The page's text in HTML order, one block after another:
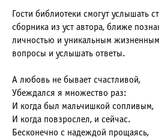
Гости библиотеки смогут услышать
сборника из уст автора, ближе
личностью и уникальным
вопросы и услышать ответы.
А любовь не бывает счастливой,
Убеждался я множество раз:
И когда был мальчишкой сопливым,
И когда повзрослел, и сейчас.
Бесконечно с надеждой прощаясь,